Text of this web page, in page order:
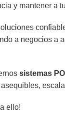
y mantener a
a negocios a
sistemas
ello!